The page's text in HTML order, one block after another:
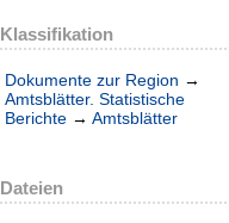
Klassifikation
Dokumente zur Region →
Amtsblätter. Statistische
Berichte → Amtsblätter
Dateien